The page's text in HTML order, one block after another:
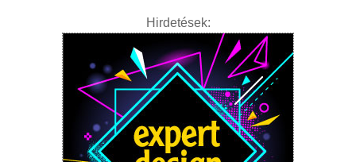
Hirdetések: